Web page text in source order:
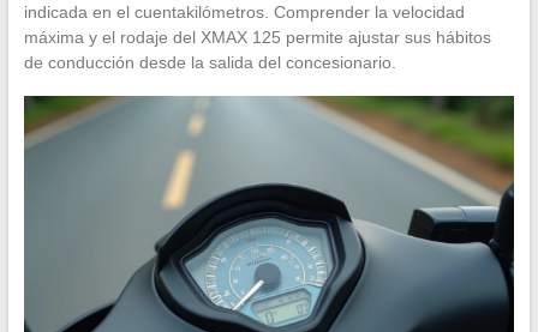
indicada en el cuentakilómetros. Comprender la velocidad
máxima y el rodaje del XMAX 125 permite ajustar sus hábitos
de conducción desde la salida del concesionario.